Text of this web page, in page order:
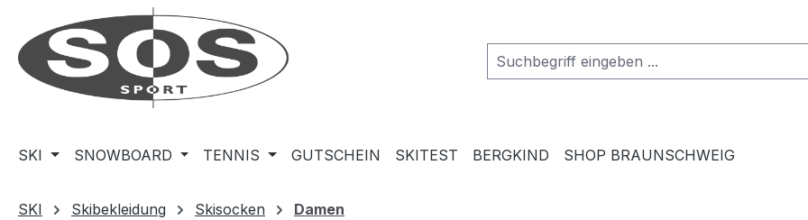
Hauptinhalt springen
Zur Suche springen
Zur Hauptnavigation springen
SKI SNOWBOARD TENNIS GUTSCHEIN SKITEST BERGKIND SHOP BRAUNSCHWEIG
SKI Skibekleidung Skisocken Damen